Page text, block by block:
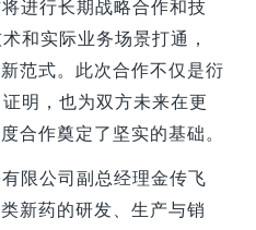
进行长期战略合作和技
和实际业务场景打通，
范式。此次合作不仅是衍
明，也为双方未来在更
合作奠定了坚实的基础。
限公司副总经理金传飞
新药的研发、生产与销